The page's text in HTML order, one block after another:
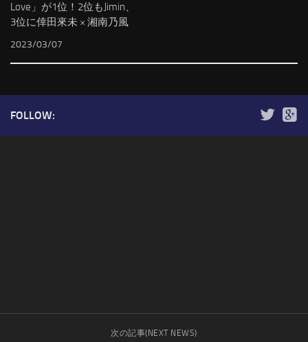
Love」が1位！2位もJimin、
3位に倖田來未 × 湘南乃風
2023/03/07
FOLLOW:
次の記事(NEXT NEWS)